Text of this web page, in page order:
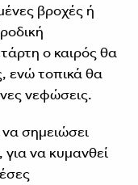
βροχές ή
ο καιρός θα
ενώ τοπικά θα
νεφώσεις.
σημειώσει
να κυμανθεί